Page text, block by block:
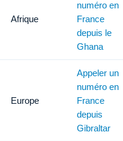
Afrique
numéro en
France
depuis le
Ghana
Europe
Appeler un
numéro en
France
depuis
Gibraltar